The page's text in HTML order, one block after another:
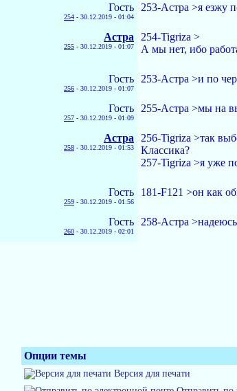
Гость
254 - 30.12.2019 - 01:04
253-Астра >я езжу
Астра
255 - 30.12.2019 - 01:07
254-Tigriza >
А мы нет, ибо
Гость
256 - 30.12.2019 - 01:07
253-Астра >и по
Гость
257 - 30.12.2019 - 01:09
255-Астра >мы на
Астра
258 - 30.12.2019 - 01:53
256-Tigriza >так
Классика?
257-Tigriza >я уже
Гость
259 - 30.12.2019 - 01:56
181-F121 >он как
Гость
260 - 30.12.2019 - 02:01
258-Астра
Опции темы
Версия для печати